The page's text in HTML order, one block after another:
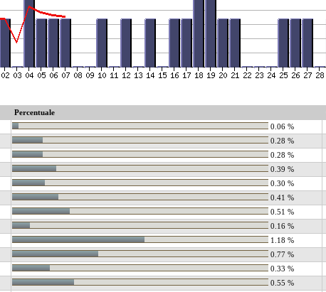
Percentuale
0.06 %
0.28 %
0.28 %
0.39 %
0.30 %
0.41 %
0.51 %
0.16 %
1.18 %
0.77 %
0.33 %
0.55 %